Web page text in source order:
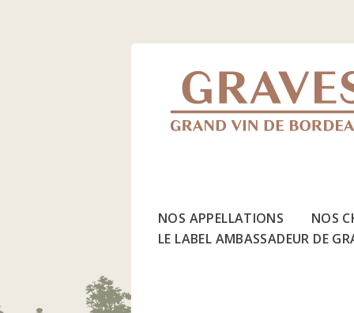
NOS APPELLATIONS
NOS
LE LABEL AMBASSADEUR DE